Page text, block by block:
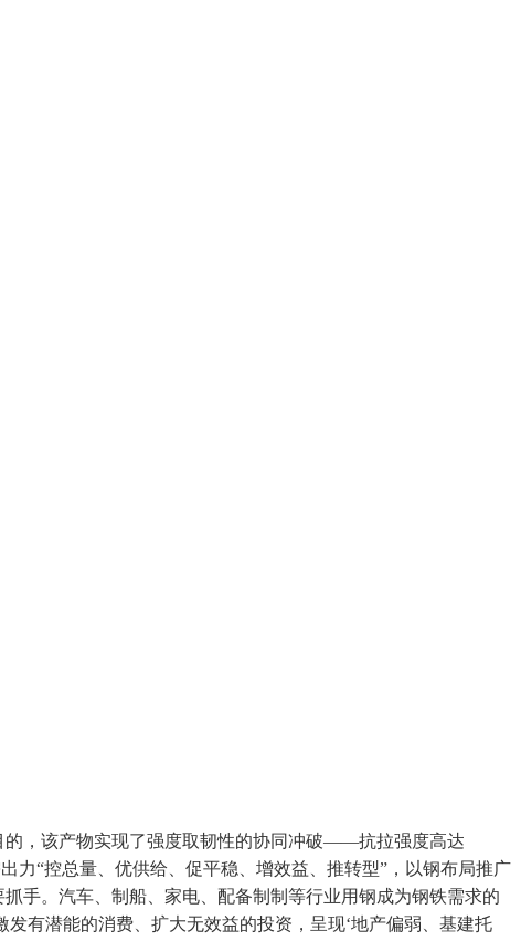
，该产物实现了强度取韧性的协同冲破——抗拉强度高达
力“控总量、优供给、促平稳、增效益、推转型”，以钢布局推广
手。汽车、制船、家电、配备制制等行业用钢成为钢铁需求的
有潜能的消费、扩大无效益的投资，呈现‘地产偏弱、基建托